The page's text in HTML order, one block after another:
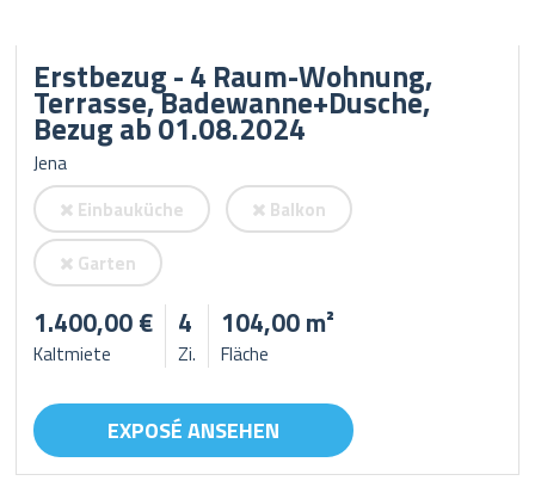
Erstbezug - 4 Raum-Wohnung,
Terrasse, Badewanne+Dusche,
Bezug ab 01.08.2024
Jena
Einbauküche
Balkon
Garten
1.400,00 €
Kaltmiete
4
Zi.
104,00 m²
Fläche
EXPOSÉ ANSEHEN